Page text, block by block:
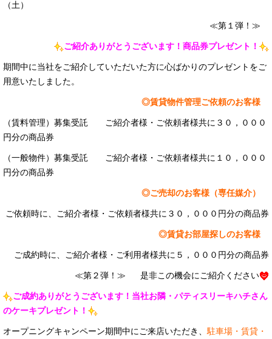
（土）
≪第１弾！≫
ご紹介ありがとうございます！商品券プレゼント！
期間中に当社をご紹介していただいた方に心ばかりのプレゼントをご
用意いたしました。
◎賃貸物件管理ご依頼のお客様
（賃料管理）募集受託 ご紹介者様・ご依頼者様共に３０，０００
円分の商品券
（一般物件）募集受託 ご紹介者様・ご依頼者様共に１０，０００
円分の商品券
◎ご売却のお客様（専任媒介）
ご依頼時に、ご紹介者様・ご依頼者様共に３０，０００円分の商品券
◎賃貸お部屋探しのお客様
ご成約時に、ご紹介者様・ご利用者様共に５，０００円分の商品券
是非この機会にご紹介ください
≪第２弾！≫
ご成約ありがとうございます！当社お隣・パティスリーキハチさん
のケーキプレゼント！
オープニングキャンペーン期間中にご来店いただき、 駐車場・賃貸・